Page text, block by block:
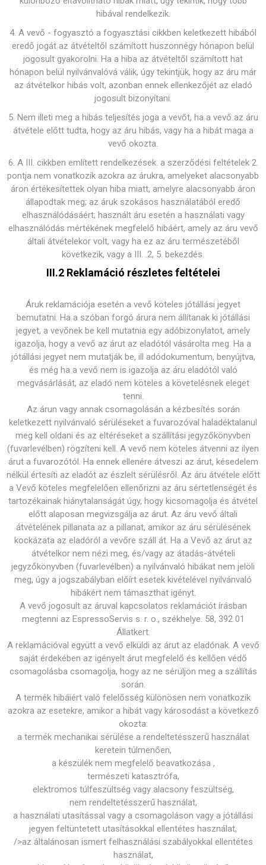
hibával rendelkezik.
4. A vevő - fogyasztó a fogyasztási cikkben keletkezett hibából
eredő jogát az átvételtől számított huszonnégy hónapon belül
jogosult gyakorolni. Ha a hiba az átvételtől számított hat
hónapon belül nyilvánvalóvá válik, úgy tekintjük, hogy az áru már
az átvételkor hibás volt, azonban ennek ellenkezőjét az eladó
jogosult bizonyítani.
5. Nem illeti meg a hibás teljesítés joga a vevőt, ha a vevő az áru
átvétele előtt tudta, hogy az áru hibás, vagy ha a hibát maga a
vevő okozta.
6. A III. cikkben említett rendelkezések. a szerződési feltételek 2.
pontja nem vonatkozik azokra az árukra, amelyeket alacsonyabb
áron értékesítettek olyan hiba miatt, amelyre alacsonyabb áron
állapodtak meg; az áruk szokásos használatából eredő
elhasználódásáért; használt áru esetén a használati vagy
elhasználódás mértékének megfelelő hibáért, amely az áru vevő
általi átvételekor volt, vagy ha ez az áru természetéből
következik, vagy a III. .2, 5. bekezdés.
III.2 Reklamáció részletes feltételei
Áruk reklamációja esetén a vevő köteles jótállási jegyet
bemutatni. Ha a szóban forgó árura nem állítanak ki jótállási
jegyet, a vevőnek be kell mutatnia egy adóbizonylatot, amely
igazolja, hogy a vevő az árut az eladótól vásárolta meg. Ha a
jótállási jegyet nem mutatják be, ill adódokumentum, benyújtva,
és még ha a vevő nem is igazolja az áru eladótól való
megvásárlását, az eladó nem köteles a követelésnek eleget
tenni.
Az árun vagy annak csomagolásán a kézbesítés során
keletkezett nyilvánvaló sérüléseket a fuvarozóval haladéktalanul
meg kell oldani és az eltéréseket a szállítási jegyzőkönyvben
(fuvarlevélben) rögzíteni kell. A vevő nem köteles átvenni az ilyen
árut a fuvarozótól. Ha ennek ellenére átveszi az árut, késedelem
nélkül értesíti az eladót az észlelt sérülésről. Az áru átvétele előtt
a Vevő köteles megfelelően ellenőrizni az áru sértetlenségét és
tartozékainak hiánytalanságát úgy, hogy kicsomagolja és átvétel
előtt alaposan megvizsgálja az árut. Az áru vevő általi
átvételének pillanata az a pillanat, amikor az áru sérülésének
kockázata az eladóról a vevőre száll át. Ha a Vevő az árut az
átvételkor nem nézi meg, és/vagy az átadás-átvételi
jegyzőkönyvben (fuvarlevélben) a nyilvánvaló hibákat nem jelöli
meg, úgy a jogszabályban előírt esetek kivételével nyilvánvaló
hibákért nem támaszthat igényt.
A vevő jogosult az áruval kapcsolatos reklamációt írásban
megtenni az EspressoServis s. r. o., székhelye. 58, 392 01
Állatkert.
A reklamációval együtt a vevő elküldi az árut az eladónak. A vevő
saját érdekében az igényelt árut megfelelő és kellően védő
csomagolásba csomagolja, hogy az ne sérüljön meg a szállítás
során.
A termék hibáiért való felelősség különösen nem vonatkozik
azokra az esetekre, amikor a hibát vagy károsodást a következő
okozta:
a termék mechanikai sérülése a rendeltetésszerű használat
keretein túlmenően,
a készülék nem megfelelő beavatkozása ,
természeti katasztrófa,
elektromos túlfeszültség vagy alacsony feszültség,
nem rendeltetésszerű használat,
a használati utasítással vagy a csomagoláson vagy a jótállási
jegyen feltüntetett utasításokkal ellentétes használat,
/>az általánosan ismert felhasználási szabályokkal ellentétes
használat,